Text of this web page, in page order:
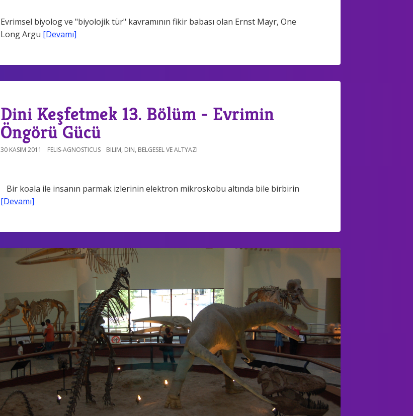
Evrimsel biyolog ve "biyolojik tür" kavramının fikir babası olan Ernst Mayr, One
Long Argu [Devamı]
Dini Keşfetmek 13. Bölüm - Evrimin
Öngörü Gücü
30 KASIM 2011 FELIS-AGNOSTICUS BILIM, DIN, BELGESEL VE ALTYAZI
Bir koala ile insanın parmak izlerinin elektron mikroskobu altında bile birbirin
[Devamı]